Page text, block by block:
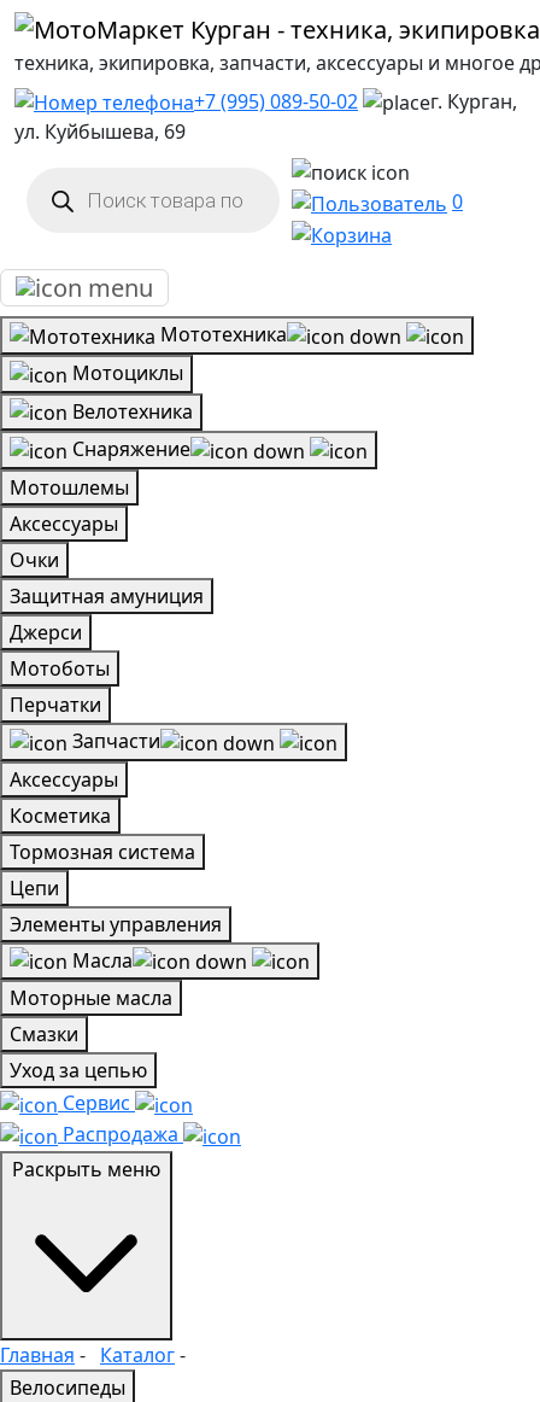
техника, экипировка, запчасти, аксессуары и многое
+7 (995) 089-50-02
г. Курган,
ул. Куйбышева, 69
товаров 0
Мототехника
Мотоциклы
Велотехника
Снаряжение
Мотошлемы
Аксессуары
Очки
Защитная амуниция
Джерси
Мотоботы
Перчатки
Запчасти
Аксессуары
Косметика
Тормозная система
Цепи
Элементы управления
Масла
Моторные масла
Смазки
Уход за цепью
Сервис
Распродажа
Главная - Каталог-
Велосипеды